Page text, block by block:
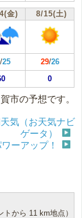
金) 8/15(土)
/25 29/26
0
市の予想です。
気（お天気ナビ
ゲータ）
ーアップ！
トから 11 km地点）